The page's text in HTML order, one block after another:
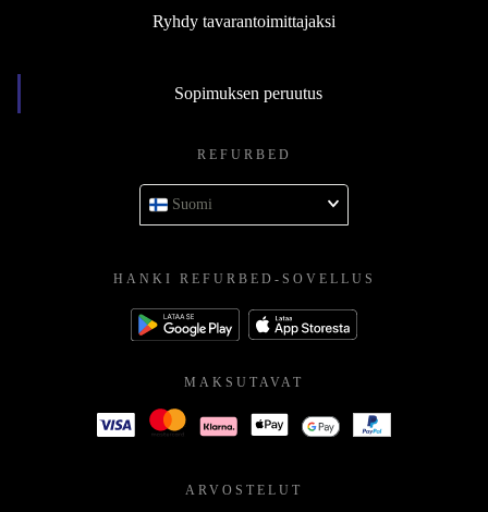
Ryhdy tavarantoimittajaksi
Sopimuksen peruutus
REFURBED
Suomi
HANKI REFURBED-SOVELLUS
MAKSUTAVAT
ARVOSTELUT